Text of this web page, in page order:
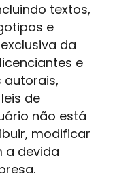
textos,
e
da
e
de
não está
modificar
a devida